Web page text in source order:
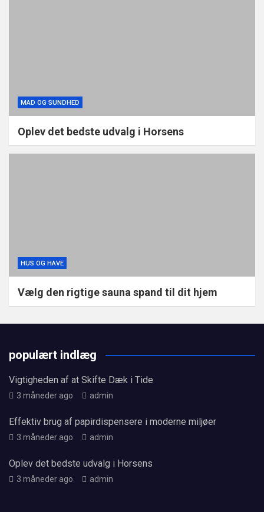
MAD OG SUNDHED
Oplev det bedste udvalg i Horsens
HUS OG HAVE
Vælg den rigtige sauna spand til dit hjem
populært indlæg
Vigtigheden af at Skifte Dæk i Tide
3 måneder ago admin
Effektiv brug af papirdispensere i moderne miljøer
3 måneder ago admin
Oplev det bedste udvalg i Horsens
3 måneder ago admin